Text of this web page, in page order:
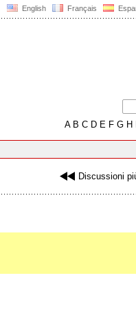
English Français
AB C D E F G H
Discussioni